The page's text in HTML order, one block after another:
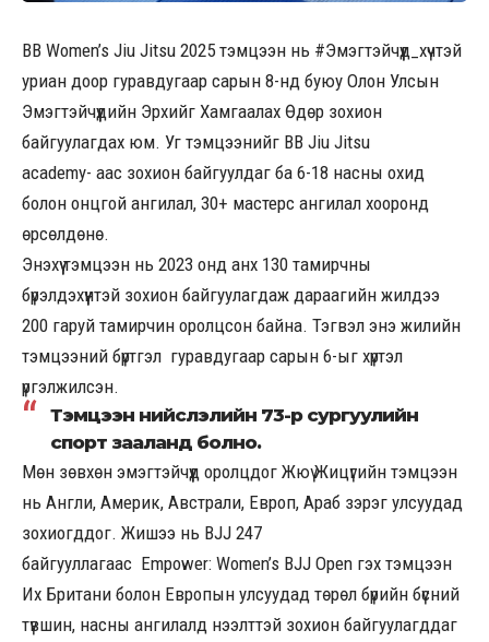
BB Women’s Jiu Jitsu 2025 тэмцээн нь #Эмэгтэйчүүд_хүчтэй
уриан доор гуравдугаар сарын 8-нд буюу Олон Улсын
Эмэгтэйчүүдийн Эрхийг Хамгаалах Өдөр зохион
байгуулагдах юм. Уг тэмцээнийг BB Jiu Jitsu
academy- аас зохион байгуулдаг ба 6-18 насны охид
болон онцгой ангилал, 30+ мастерс ангилал хооронд
өрсөлдөнө.
Энэхүү тэмцээн нь 2023 онд анх 130 тамирчны
бүрэлдэхүүнтэй зохион байгуулагдаж дараагийн жилдээ
200 гаруй тамирчин оролцсон байна. Тэгвэл энэ жилийн
тэмцээний бүртгэл гуравдугаар сарын 6-ыг хүртэл
үргэлжилсэн.
Тэмцээн нийслэлийн 73-р сургуулийн
спорт зааланд болно.
Мөн зөвхөн эмэгтэйчүүд оролцдог Жюү Жицүгийн тэмцээн
нь Англи, Америк, Австрали, Европ, Араб зэрэг улсуудад
зохиогддог. Жишээ нь BJJ 247
байгууллагаас Empower: Women’s BJJ Open гэх тэмцээн
Их Британи болон Европын улсуудад төрөл бүрийн бүсний
түвшин, насны ангилалд нээлттэй зохион байгуулагддаг